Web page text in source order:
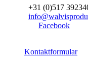
+31 (0)517
Facebook
Kontaktformular